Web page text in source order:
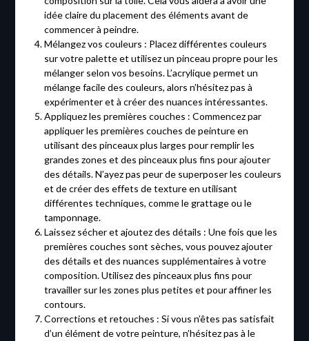
idée claire du placement des éléments avant de
commencer à peindre.
Mélangez vos couleurs : Placez différentes couleurs
sur votre palette et utilisez un pinceau propre pour les
mélanger selon vos besoins. L’acrylique permet un
mélange facile des couleurs, alors n’hésitez pas à
expérimenter et à créer des nuances intéressantes.
Appliquez les premières couches : Commencez par
appliquer les premières couches de peinture en
utilisant des pinceaux plus larges pour remplir les
grandes zones et des pinceaux plus fins pour ajouter
des détails. N’ayez pas peur de superposer les couleurs
et de créer des effets de texture en utilisant
différentes techniques, comme le grattage ou le
tamponnage.
Laissez sécher et ajoutez des détails : Une fois que les
premières couches sont sèches, vous pouvez ajouter
des détails et des nuances supplémentaires à votre
composition. Utilisez des pinceaux plus fins pour
travailler sur les zones plus petites et pour affiner les
contours.
Corrections et retouches : Si vous n’êtes pas satisfait
d’un élément de votre peinture, n’hésitez pas à le